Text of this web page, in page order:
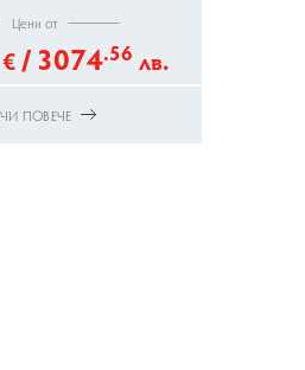
Цени от
€/3074.56 лв.
ПОВЕЧЕ